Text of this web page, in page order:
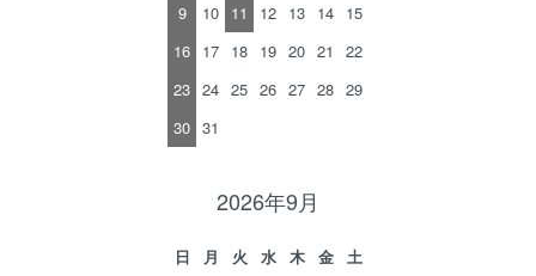
9
10 11 12 13 14 15
16 17 18 19 20 21
22
23 24 25 26 27 28 29
30 31
2026年9月
日 月 火 水 木 金
土